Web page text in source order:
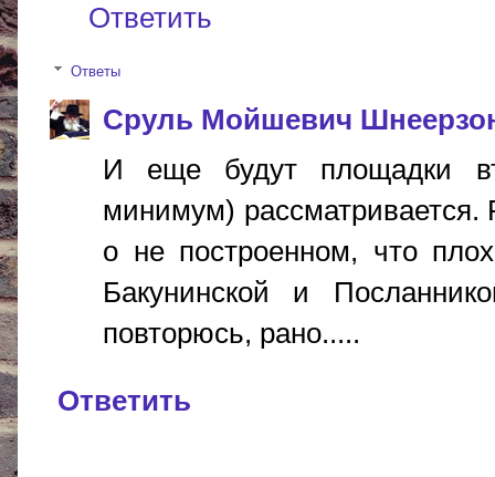
Ответить
Ответы
Сруль Мойшевич
И еще будут площадки
минимум) рассматривается.
о не построенном, что
Бакунинской и
повторюсь, рано.....
Ответить